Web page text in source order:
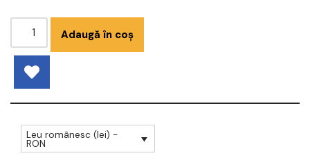
Adaugă în coș
Leu românesc (lei) -
RON